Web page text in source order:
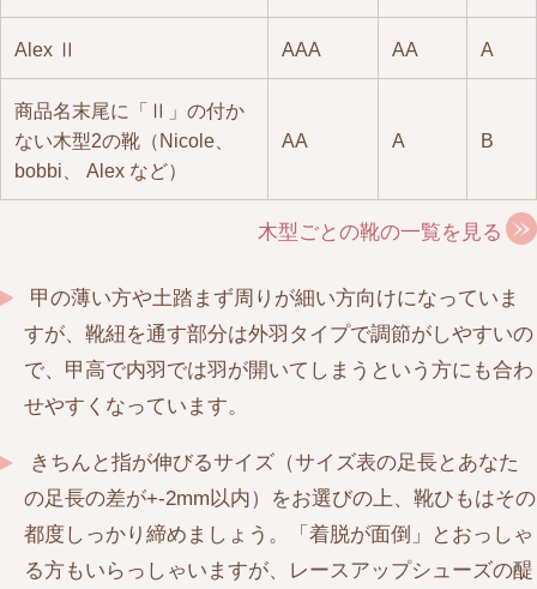
Alex Ⅱ AAA AA A
商品名末尾に「Ⅱ」の付か
ない木型2の靴（Nicole、
bobbi、 Alex など）
AA A B
木型ごとの靴の一覧を見る
甲の薄い方や土踏まず周りが細い方向けになっていま
すが、靴紐を通す部分は外羽タイプで調節がしやすいの
で、甲高で内羽では羽が開いてしまうという方にも合わ
せやすくなっています。
きちんと指が伸びるサイズ（サイズ表の足長とあなた
の足長の差が+-2mm以内）をお選びの上、靴ひもはその
都度しっかり締めましょう。「着脱が面倒」とおっしゃ
る方もいらっしゃいますが、レースアップシューズの醍